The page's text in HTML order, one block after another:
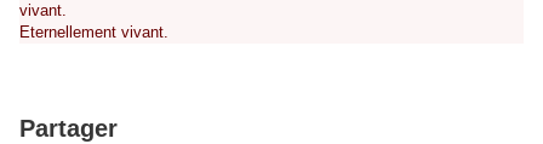
vivant.
Eternellement vivant.
Partager